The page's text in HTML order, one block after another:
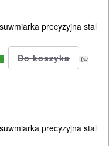
precyzyjna stal
(w
precyzyjna stal